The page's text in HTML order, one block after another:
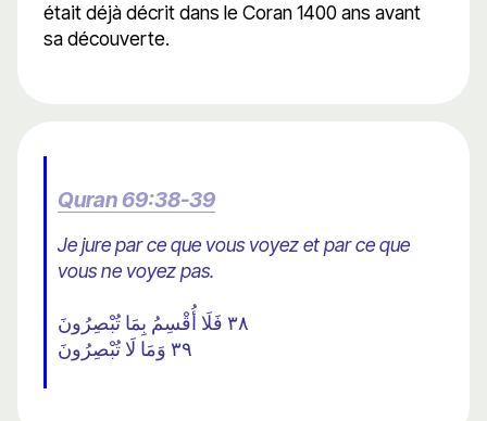
était déjà décrit dans le Coran 1400 ans avant
sa découverte.
Quran 69:38-39
Je jure par ce que vous voyez et par ce que
vous ne voyez pas.
٣٨ فَلَا أُقْسِمُ بِمَا تُبْصِرُونَ
٣٩ وَمَا لَا تُبْصِرُونَ